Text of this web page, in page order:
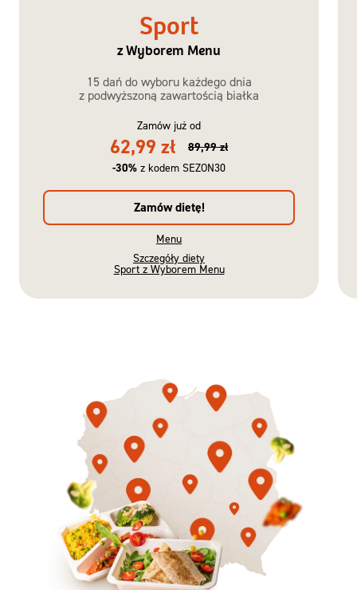
Sport
z Wyborem Menu
15 dań do wyboru każdego dnia
z podwyższoną zawartością białka
Zamów już od
62,99 zł
89,99 zł
-30% z kodem SEZON30
Zamów dietę!
Menu
Szczegóły diety
Sport z Wyborem Menu